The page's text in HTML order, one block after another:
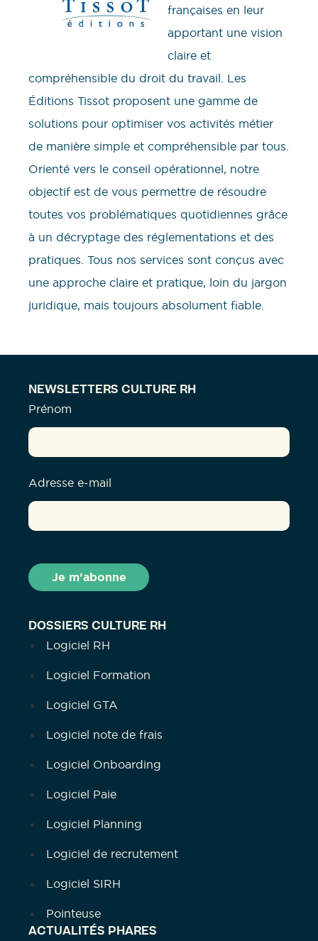
françaises en leur
apportant une vision
claire et
compréhensible du droit du travail. Les
Éditions Tissot proposent une gamme de
solutions pour optimiser vos activités métier
de manière simple et compréhensible par tous.
Orienté vers le conseil opérationnel, notre
objectif est de vous permettre de résoudre
toutes vos problématiques quotidiennes grâce
à un décryptage des réglementations et des
pratiques. Tous nos services sont conçus avec
une approche claire et pratique, loin du jargon
juridique, mais toujours absolument fiable.
DOSSIERS CULTURE RH
Logiciel RH
Logiciel Formation
Logiciel GTA
Logiciel note de frais
Logiciel Onboarding
Logiciel Paie
Logiciel Planning
Logiciel de recrutement
Logiciel SIRH
Pointeuse
ACTUALITÉS PHARES
NEWSLETTERS CULTURE RH
Prénom
Adresse e-mail